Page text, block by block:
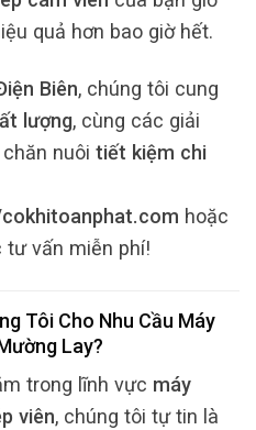
quả hơn bao giờ hết.
Biên, chúng tôi cung
lượng, cùng các giải
nuôi tiết kiệm chi
hoặc
tư vấn miễn phí!
Tôi Cho Nhu Cầu Máy
Lay?
trong lĩnh vực máy
viên, chúng tôi tự tin là